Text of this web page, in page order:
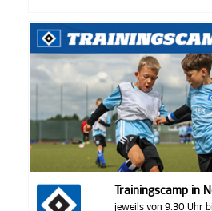
Trainingscamp in
jeweils von 9.30 Uhr